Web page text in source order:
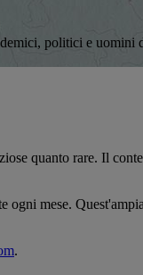
politici e
quanto rare. Il
mese.
.